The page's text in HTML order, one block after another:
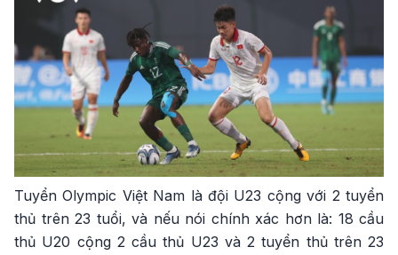
Tuyển Olympic Việt Nam là đội U23 cộng với 2 tuyển
thủ trên 23 tuổi, và nếu nói chính xác hơn là: 18 cầu
thủ U20 cộng 2 cầu thủ U23 và 2 tuyển thủ trên 23